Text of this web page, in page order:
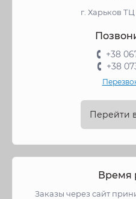
г. Харьков
+38
+38
Перейти
Время
Заказы через сайт